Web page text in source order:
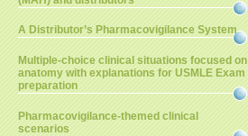
A Distributor’s Pharmacovigilance System
Multiple-choice clinical situations focused on
anatomy with explanations for USMLE Exam
preparation
Pharmacovigilance-themed clinical
scenarios